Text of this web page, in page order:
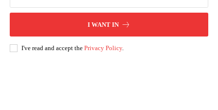
I WANT IN
I've read and accept the Privacy Policy.